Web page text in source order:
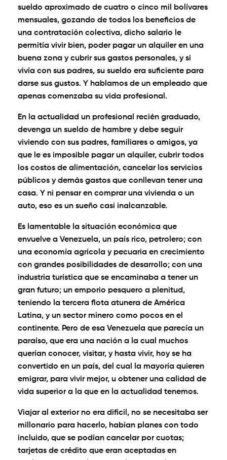
sueldo aproximado de cuatro o cinco mil bolívares
mensuales, gozando de todos los beneficios de
una contratación colectiva, dicho salario le
permitía vivir bien, poder pagar un alquiler en una
buena zona y cubrir sus gastos personales, y si
vivía con sus padres, su sueldo era suficiente para
darse sus gustos. Y hablamos de un empleado que
apenas comenzaba su vida profesional.
En la actualidad un profesional recién graduado,
devenga un sueldo de hambre y debe seguir
viviendo con sus padres, familiares o amigos, ya
que le es imposible pagar un alquiler, cubrir todos
los costos de alimentación, cancelar los servicios
públicos y demás gastos que conllevan tener una
casa. Y ni pensar en comprar una vivienda o un
auto, eso es un sueño casi inalcanzable.
Es lamentable la situación económica que
envuelve a Venezuela, un país rico, petrolero; con
una economía agrícola y pecuaria en crecimiento
con grandes posibilidades de desarrollo; con una
industria turística que se encaminaba a tener un
gran futuro; un emporio pesquero a plenitud,
teniendo la tercera flota atunera de América
Latina, y un sector minero como pocos en el
continente. Pero de esa Venezuela que parecía un
paraíso, que era una nación a la cual muchos
querían conocer, visitar, y hasta vivir, hoy se ha
convertido en un país, del cual la mayoría quieren
emigrar, para vivir mejor, u obtener una calidad de
vida superior a la que en la actualidad tenemos.
Viajar al exterior no era difícil, no se necesitaba ser
millonario para hacerlo, habían planes con todo
incluido, que se podían cancelar por cuotas;
tarjetas de crédito que eran aceptadas en